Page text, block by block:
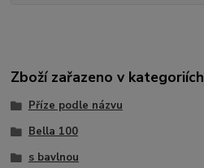
Zboží zařazeno v kategoriích
Příze podle názvu
Bella 100
s bavlnou